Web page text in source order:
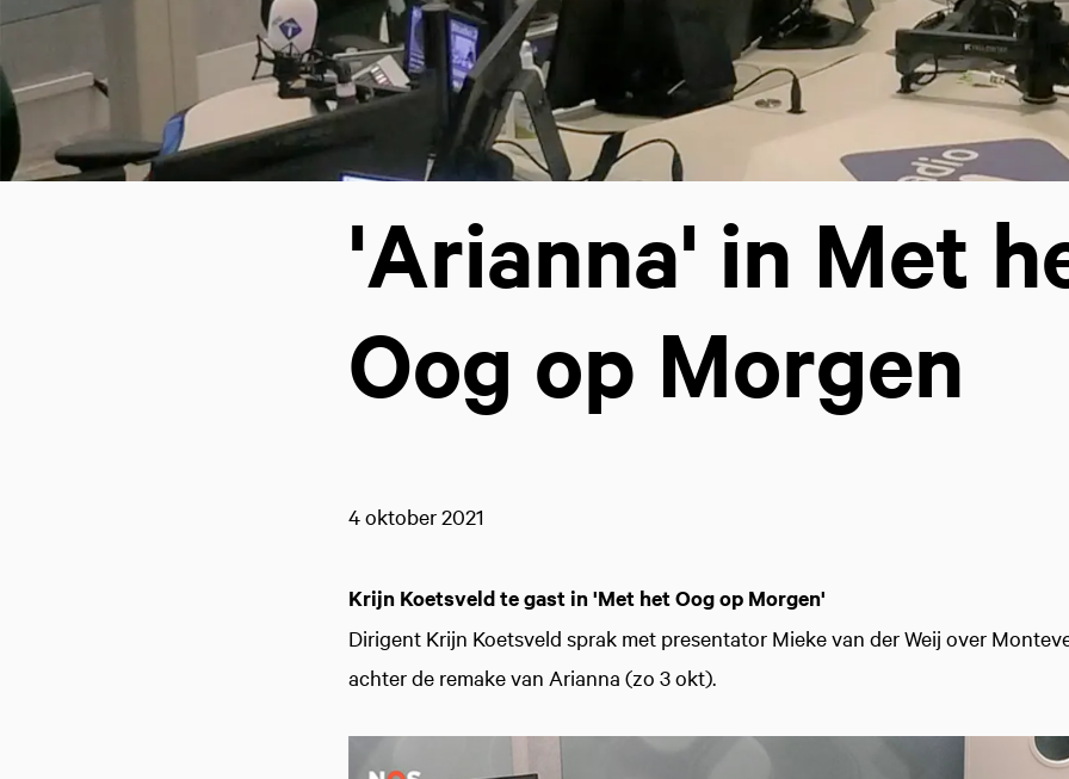
'Arianna' in Met
Oog op Morgen
4 oktober 2021
Krijn Koetsveld te gast in 'Met het Oog op Morgen'
Dirigent Krijn Koetsveld sprak met presentator Mieke van der Weij over
achter de remake van Arianna (zo 3 okt).